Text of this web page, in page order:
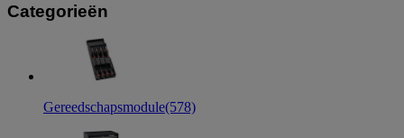
Categorieën
Gereedschapsmodule(578)